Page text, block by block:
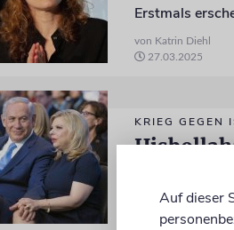
von Katrin Diehl
27.03.2025
KRIEG GEGEN
22.10.2024
Auf dieser